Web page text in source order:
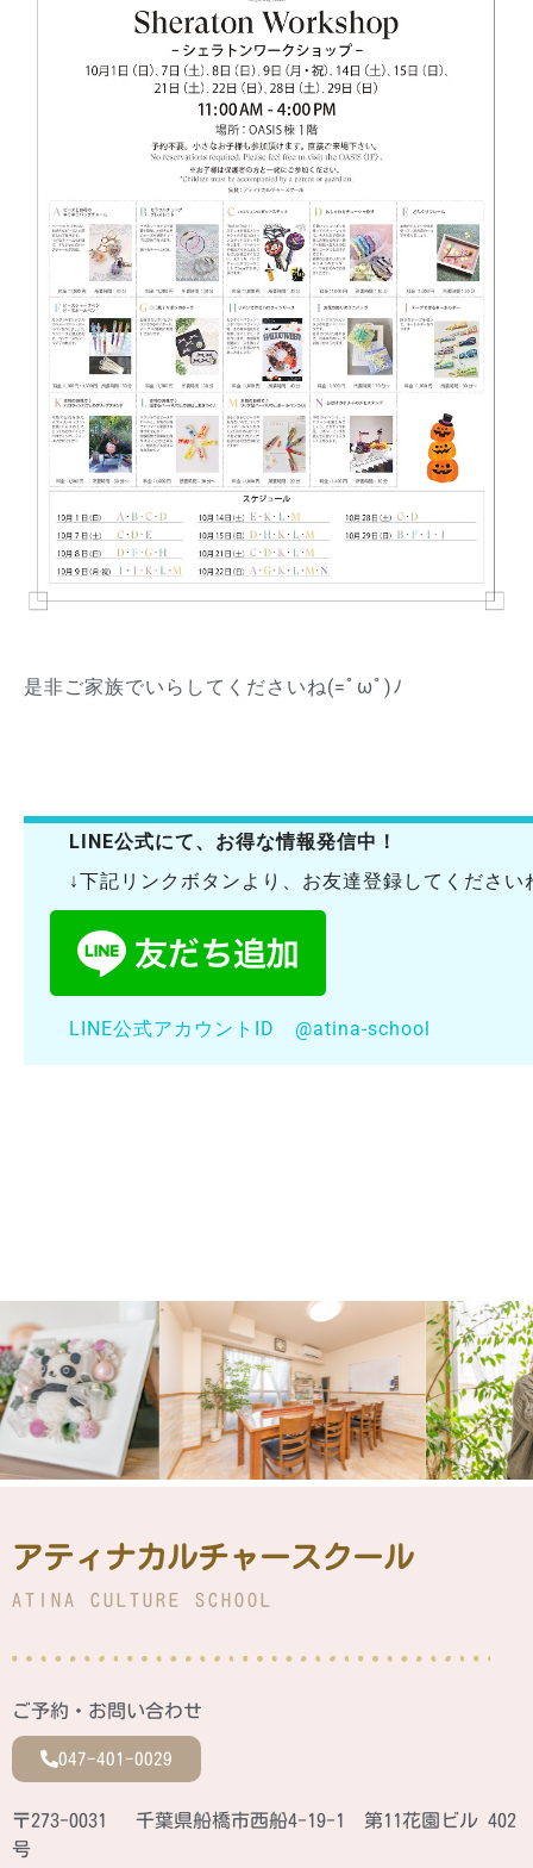
是非ご家族でいらしてくださいね(=ﾟωﾟ)ﾉ
LINE公式にて、お得な情報発信中！
↓下記リンクボタンより、お友達登録してくださ
LINE公式アカウントID @atina-school
アティナカルチャースクール
ATINA CULTURE SCHOOL
ご予約・お問い合わせ
047-401-0029
〒273-0031 千葉県船橋市西船4-19-1 第11花園ビル 402
号